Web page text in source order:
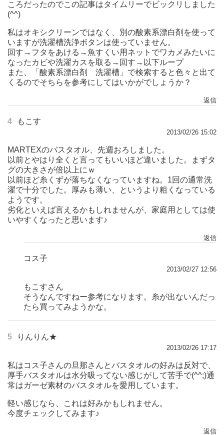
ころだったのでこの記事はタイムリーでビックリしました
(^^)
私はオキシクリーンではなく、別の酸素系漂白剤を使って
いますが洗濯槽洗浄ボタンは使っていません。
回す→フタをあける→魚すくい用ネットでワカメみたいに
なったカビや洗濯カスを取る→回す→以下ループ
また、「酸素系漂白剤 洗濯槽」で検索すると色々と出て
くるのでそちらを参考にしてはいかがでしょうか？
返信
4 もこす
2013/02/26 15:02
MARTEXのバスタオル、先週おろしました。
以前とやはり全くと言ってもいいほど違いました。まずタ
グの大きさが倍以上にｗ
以前ほど糸くずが落ちなくなっていますね。1回の通常洗
濯で十分でした。厚みも薄い、というより粗くなっている
ようです。
劣化といえば言えるかもしれませんが、家庭用としては使
いやすくなったと思います♪
返信
コス子
2013/02/27 12:56
もこすさん
そうなんですねー参考になります。糸が出ないんだっ
たら買ってみようかな。
5 りんりん★
2013/02/26 17:17
私はコス子さんの旦那さんとバスタオルの好みは反対で、
厚手バスタオルは水分吸ってない感じがして苦手で(^^;)通
常はガーゼ素材のバスタオルを愛用しています。
軽い感じなら、これは好みかもしれません。
今度チェックしてみます♪
返信